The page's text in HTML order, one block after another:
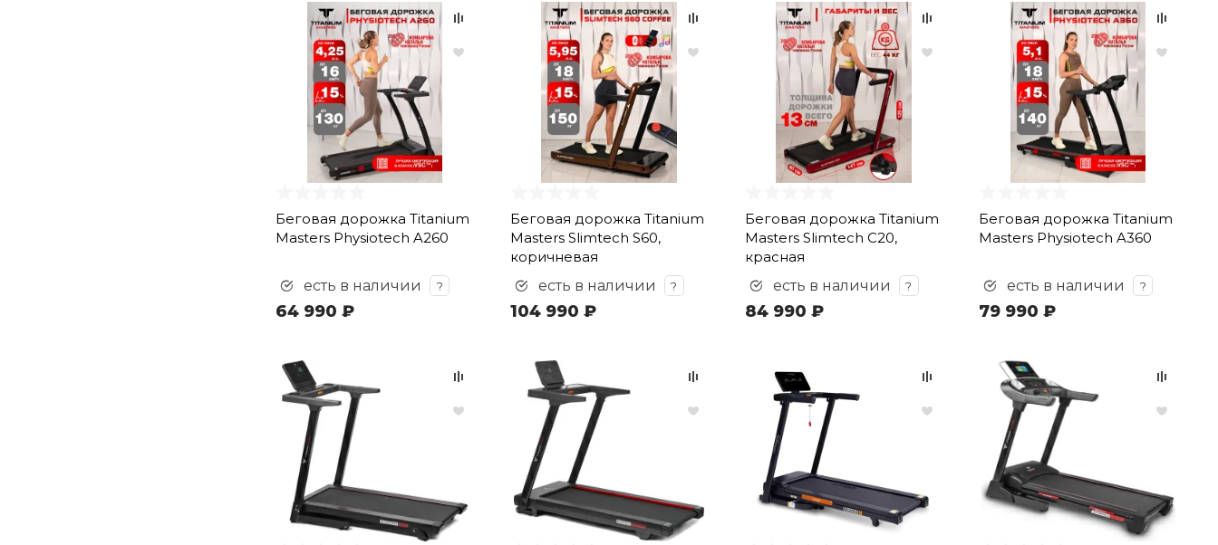
Беговая дорожка Titanium
Masters Physiotech A260
есть в наличии ?
64 990 ₽
Беговая дорожка Titanium
Masters Slimtech S60,
коричневая
есть в наличии
?
104 990 ₽
Беговая дорожка Titanium
Masters Slimtech C20,
красная
есть в наличии
?
84 990 ₽
Беговая дорожка Titanium
Masters Physiotech A360
есть в наличии ?
79 990 ₽